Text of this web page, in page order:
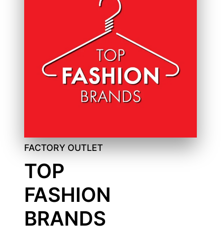
FACTORY OUTLET
TOP
FASHION
BRANDS